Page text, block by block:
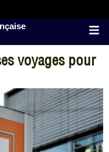
voyages pour